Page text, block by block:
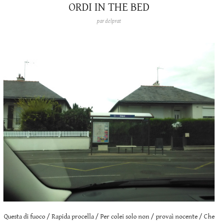
ORDI IN THE BED
pardelprat
Questa di fuoco / Rapida procella / Per colei solo non / provaì nocente / Che